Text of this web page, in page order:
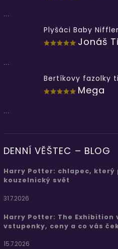
...
Plyšáci Baby
Jonáš
...
Bertíkovy fazolky
Mega
...
DENNÍ VĚŠTEC – BLOG
Harry Potter: chlapec, který
kouzelnický svět
31.7.2026
Harry Potter: The Exhibition
vstupenky, ceny a co vás
15.7.2026